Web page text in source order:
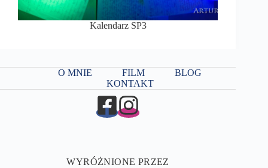
Kalendarz SP3
O MNIE FILM
BLOG
KONTAKT
WYRÓŻNIONE PRZEZ